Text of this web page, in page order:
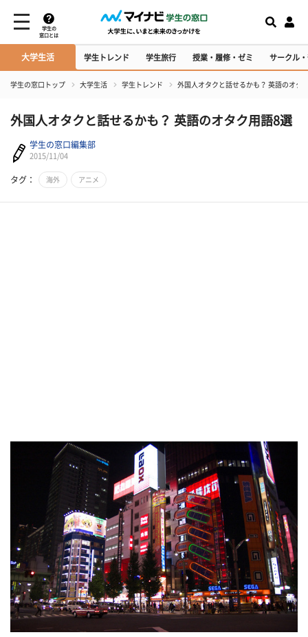
学生の
窓口とは
大学生活 学生トレンド 学生旅行 授業・履修・ゼミ サークル
学生の窓口トップ 大学生活 学生トレンド 外国人オタクと話せるかも？ 英語のオタ
外国人オタクと話せるかも？ 英語のオタク用語8選
学生の窓口編集部
2015/11/04
タグ： 海外 アニメ